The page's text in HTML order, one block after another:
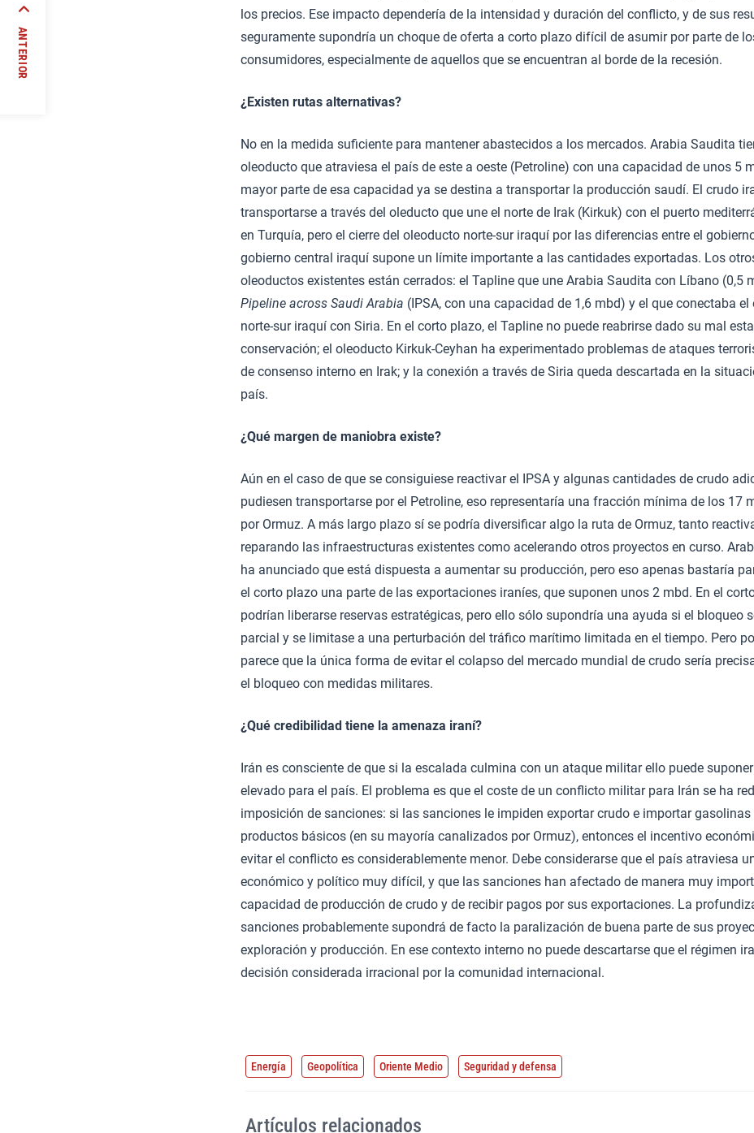
los precios. Ese impacto dependería de la intensidad y duración del conflicto, y de sus
seguramente supondría un choque de oferta a corto plazo difícil de asumir por parte de
consumidores, especialmente de aquellos que se encuentran al borde de la recesión.
¿Existen rutas alternativas?
No en la medida suficiente para mantener abastecidos a los mercados. Arabia Saudita
oleoducto que atraviesa el país de este a oeste (Petroline) con una capacidad de unos 5
mayor parte de esa capacidad ya se destina a transportar la producción saudí. El crudo
transportarse a través del oleducto que une el norte de Irak (Kirkuk) con el puerto
en Turquía, pero el cierre del oleoducto norte-sur iraquí por las diferencias entre el
gobierno central iraquí supone un límite importante a las cantidades exportadas. Los
oleoductos existentes están cerrados: el Tapline que une Arabia Saudita con Líbano (0,5
Pipeline across Saudi Arabia (IPSA, con una capacidad de 1,6 mbd) y el que conectaba
norte-sur iraquí con Siria. En el corto plazo, el Tapline no puede reabrirse dado su mal
conservación; el oleoducto Kirkuk-Ceyhan ha experimentado problemas de ataques
de consenso interno en Irak; y la conexión a través de Siria queda descartada en la
país.
¿Qué margen de maniobra existe?
Aún en el caso de que se consiguiese reactivar el IPSA y algunas cantidades de crudo
pudiesen transportarse por el Petroline, eso representaría una fracción mínima de los 17
por Ormuz. A más largo plazo sí se podría diversificar algo la ruta de Ormuz, tanto
reparando las infraestructuras existentes como acelerando otros proyectos en curso.
ha anunciado que está dispuesta a aumentar su producción, pero eso apenas bastaría
el corto plazo una parte de las exportaciones iraníes, que suponen unos 2 mbd. En el
podrían liberarse reservas estratégicas, pero ello sólo supondría una ayuda si el bloqueo
parcial y se limitase a una perturbación del tráfico marítimo limitada en el tiempo. Pero
parece que la única forma de evitar el colapso del mercado mundial de crudo sería
el bloqueo con medidas militares.
¿Qué credibilidad tiene la amenaza iraní?
Irán es consciente de que si la escalada culmina con un ataque militar ello puede
elevado para el país. El problema es que el coste de un conflicto militar para Irán se ha
imposición de sanciones: si las sanciones le impiden exportar crudo e importar gasolinas
productos básicos (en su mayoría canalizados por Ormuz), entonces el incentivo
evitar el conflicto es considerablemente menor. Debe considerarse que el país atraviesa
económico y político muy difícil, y que las sanciones han afectado de manera muy
capacidad de producción de crudo y de recibir pagos por sus exportaciones. La
sanciones probablemente supondrá de facto la paralización de buena parte de sus
exploración y producción. En ese contexto interno no puede descartarse que el régimen
decisión considerada irracional por la comunidad internacional.
Energía Geopolítica Oriente Medio Seguridad y defensa
Artículos relacionados
ANTERIOR